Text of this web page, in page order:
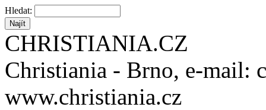
Hledat:
CHRISTIANIA.CZ
Christiania - Brno, e-mail:
www.christiania.cz